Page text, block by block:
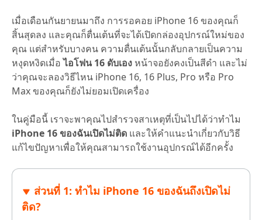
เมื่อเดือนกันยายนมาถึง การรอคอย iPhone 16 ของคุณก็
สิ้นสุดลง และคุณก็ตื่นเต้นที่จะได้เปิดกล่องอุปกรณ์ใหม่ของ
คุณ แต่สำหรับบางคน ความตื่นเต้นนั้นกลับกลายเป็นความ
หงุดหงิดเมื่อไอโฟน 16 ดับเอง หน้าจอยังคงเป็นสีดำ และไม่
ว่าคุณจะลองวิธีไหน iPhone 16, 16 Plus, Pro หรือ Pro
Max ของคุณก็ยังไม่ยอมเปิดเครื่อง
ในคู่มือนี้ เราจะพาคุณไปสำรวจสาเหตุที่เป็นไปได้ว่าทำไม
iPhone 16 ของฉันเปิดไม่ติด และให้คำแนะนำเกี่ยวกับวิธี
แก้ไขปัญหาเพื่อให้คุณสามารถใช้งานอุปกรณ์ได้อีกครั้ง
ส่วนที่ 1: ทำไม iPhone 16 ของฉันถึงเปิดไม่
ติด?